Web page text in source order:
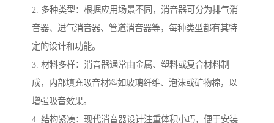
2. 多种类型：根据应用场景不同，消音器可分为排气消
音器、进气消音器、管道消音器等，每种类型都有其特
定的设计和功能。
3. 材料多样：消音器通常由金属、塑料或复合材料制
成，内部填充吸音材料如玻璃纤维、泡沫或矿物棉，以
增强吸音效果。
4. 结构紧凑：现代消音器设计注重体积小巧，便于安装